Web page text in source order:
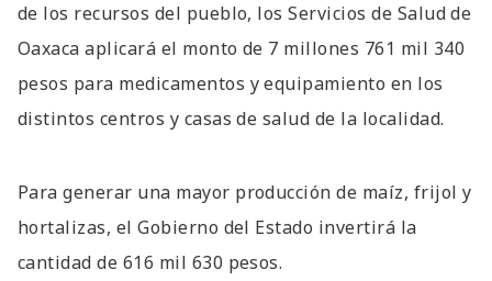
de los recursos del pueblo, los Servicios de Salud de
Oaxaca aplicará el monto de 7 millones 761 mil 340
pesos para medicamentos y equipamiento en los
distintos centros y casas de salud de la localidad.
Para generar una mayor producción de maíz, frijol y
hortalizas, el Gobierno del Estado invertirá la
cantidad de 616 mil 630 pesos.